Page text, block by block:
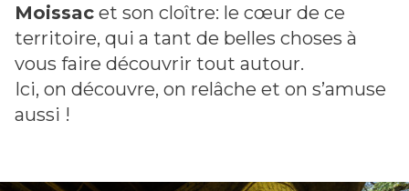
Moissac et son cloître: le cœur de ce
territoire, qui a tant de belles choses à
vous faire découvrir tout autour.
Ici, on découvre, on relâche et on s’amuse
aussi !